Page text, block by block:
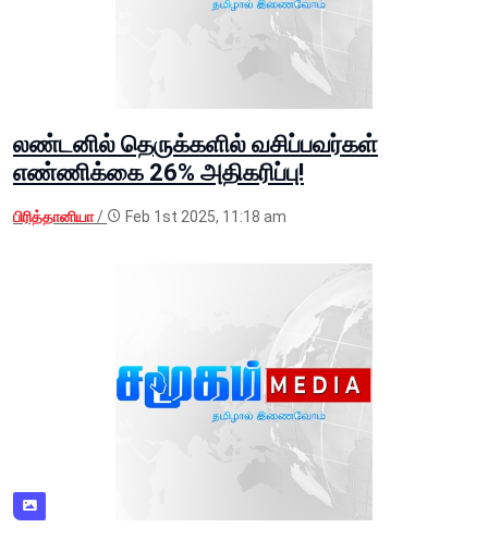
லண்டனில் தெருக்களில் வசிப்பவர்கள்
எண்ணிக்கை 26% அதிகரிப்பு!
பிரித்தானியா/ Feb 1st 2025, 11:18 am